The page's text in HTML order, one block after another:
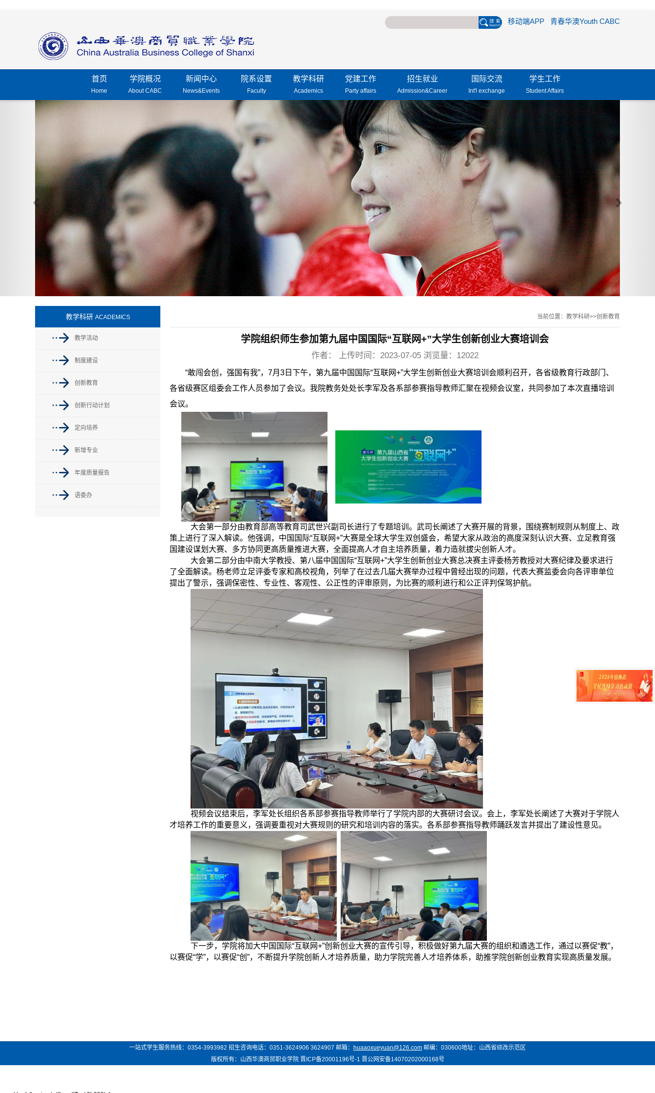
青春华澳Youth CABC
移动端APP
首页
Home
学院概况
About CABC
新闻中心
News&Events
院系设置
Faculty
教学科研
Academics
党建工作
Party affairs
招生就业
Admission&Career
国际交流
Int'l exchange
学生工作
Student Affairs
教学科研 ACADEMICS
教学活动
制度建设
创新教育
创新行动计划
定向培养
新增专业
年度质量报告
语委办
当前位置：教学科研>>创新教育
学院组织师生参加第九届中国国际“互联网+”大学生创新创业大赛培训会
作者： 上传时间：2023-07-05 浏览量：12022
“敢闯会创，强国有我”，7月3日下午，第九届中国国际“互联网+”大学生创新创业大赛培训会顺利召开，各省级教育行政部门、
各省级赛区组委会工作人员参加了会议。我院教务处处长李军及各系部参赛指导教师汇聚在视频会议室，共同参加了本次直播培训
会议。
大会第一部分由教育部高等教育司武世兴副司长进行了专题培训。武司长阐述了大赛开展的背景，围绕赛制规则从制度上、政
策上进行了深入解读。他强调，中国国际“互联网+”大赛是全球大学生双创盛会，希望大家从政治的高度深刻认识大赛、立足教育强
国建设谋划大赛、多方协同更高质量推进大赛，全面提高人才自主培养质量，着力造就拔尖创新人才。
大会第二部分由中南大学教授、第八届中国国际“互联网+”大学生创新创业大赛总决赛主评委杨芳教授对大赛纪律及要求进行
了全面解读。杨老师立足评委专家和高校视角，列举了在过去几届大赛举办过程中曾经出现的问题，代表大赛监委会向各评审单位
提出了警示，强调保密性、专业性、客观性、公正性的评审原则，为比赛的顺利进行和公正评判保驾护航。
视频会议结束后，李军处长组织各系部参赛指导教师举行了学院内部的大赛研讨会议。会上，李军处长阐述了大赛对于学院人
才培养工作的重要意义，强调要重视对大赛规则的研究和培训内容的落实。各系部参赛指导教师踊跃发言并提出了建设性意见。
下一步，学院将加大中国国际“互联网+”创新创业大赛的宣传引导，积极做好第九届大赛的组织和遴选工作，通过以赛促“教”，
以赛促“学”，以赛促“创”，不断提升学院创新人才培养质量，助力学院完善人才培养体系，助推学院创新创业教育实现高质量发展。
一站式学生服务热线： 0354-3993982 招生咨询电话： 0351-3624906 3624907 邮箱： huaaoxueyuan@126.com 邮编： 030600地址：山西省综改示范区
版权所有：
山西华澳商贸职业学院 晋ICP备20001196号-1 晋公网安备14070202000168号